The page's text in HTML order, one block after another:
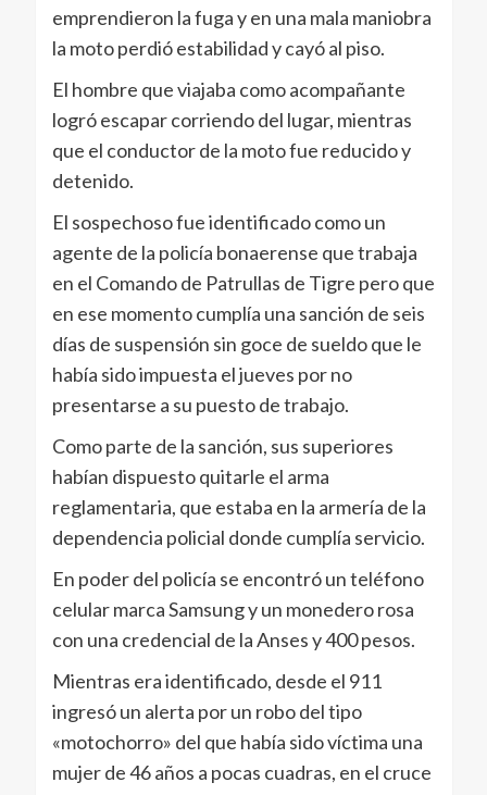
emprendieron la fuga y en una mala maniobra
la moto perdió estabilidad y cayó al piso.
El hombre que viajaba como acompañante
logró escapar corriendo del lugar, mientras
que el conductor de la moto fue reducido y
detenido.
El sospechoso fue identificado como un
agente de la policía bonaerense que trabaja
en el Comando de Patrullas de Tigre pero que
en ese momento cumplía una sanción de seis
días de suspensión sin goce de sueldo que le
había sido impuesta el jueves por no
presentarse a su puesto de trabajo.
Como parte de la sanción, sus superiores
habían dispuesto quitarle el arma
reglamentaria, que estaba en la armería de la
dependencia policial donde cumplía servicio.
En poder del policía se encontró un teléfono
celular marca Samsung y un monedero rosa
con una credencial de la Anses y 400 pesos.
Mientras era identificado, desde el 911
ingresó un alerta por un robo del tipo
«motochorro» del que había sido víctima una
mujer de 46 años a pocas cuadras, en el cruce